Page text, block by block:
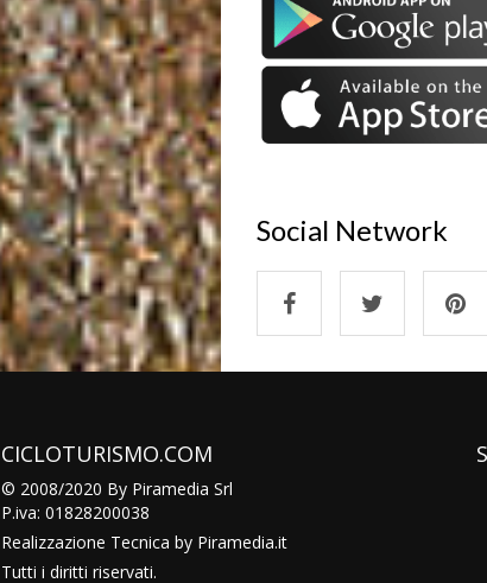
Social Network
CICLOTURISMO.COM
© 2008/2020 By Piramedia Srl
P.iva: 01828200038
Realizzazione Tecnica by Piramedia.it
Tutti i diritti riservati.